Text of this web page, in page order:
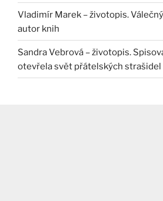
Vladimír Marek – životopis.
autor knih
Sandra Vebrová – životopis.
otevřela svět přátelských strašidel